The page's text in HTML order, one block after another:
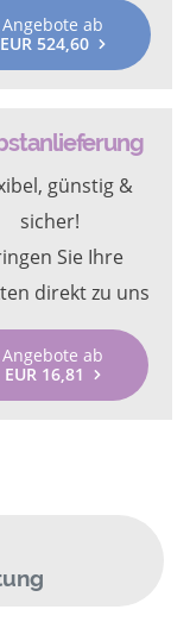
Angebote ab
EUR 524,60
günstig &
sicher!
Sie Ihre
direkt zu uns
Angebote ab
EUR 16,81